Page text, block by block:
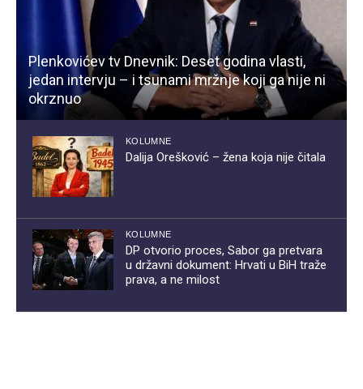
Plenkovićev tv Dnevnik: Deset godina vlasti,
jedan intervju – i tsunami mržnje koji ga nije ni
okrznuo
KOLUMNE
Dalija Orešković – žena koja nije čitala
KOLUMNE
DP otvorio proces, Sabor ga pretvara
u državni dokument: Hrvati u BiH traže
prava, a ne milost